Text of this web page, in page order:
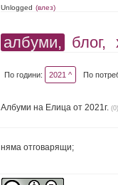
Unlogged (влез)
албуми, блог,
По години: 2021 ^ По
Албуми на Елица от 2021г. (0)
няма отговарящи;